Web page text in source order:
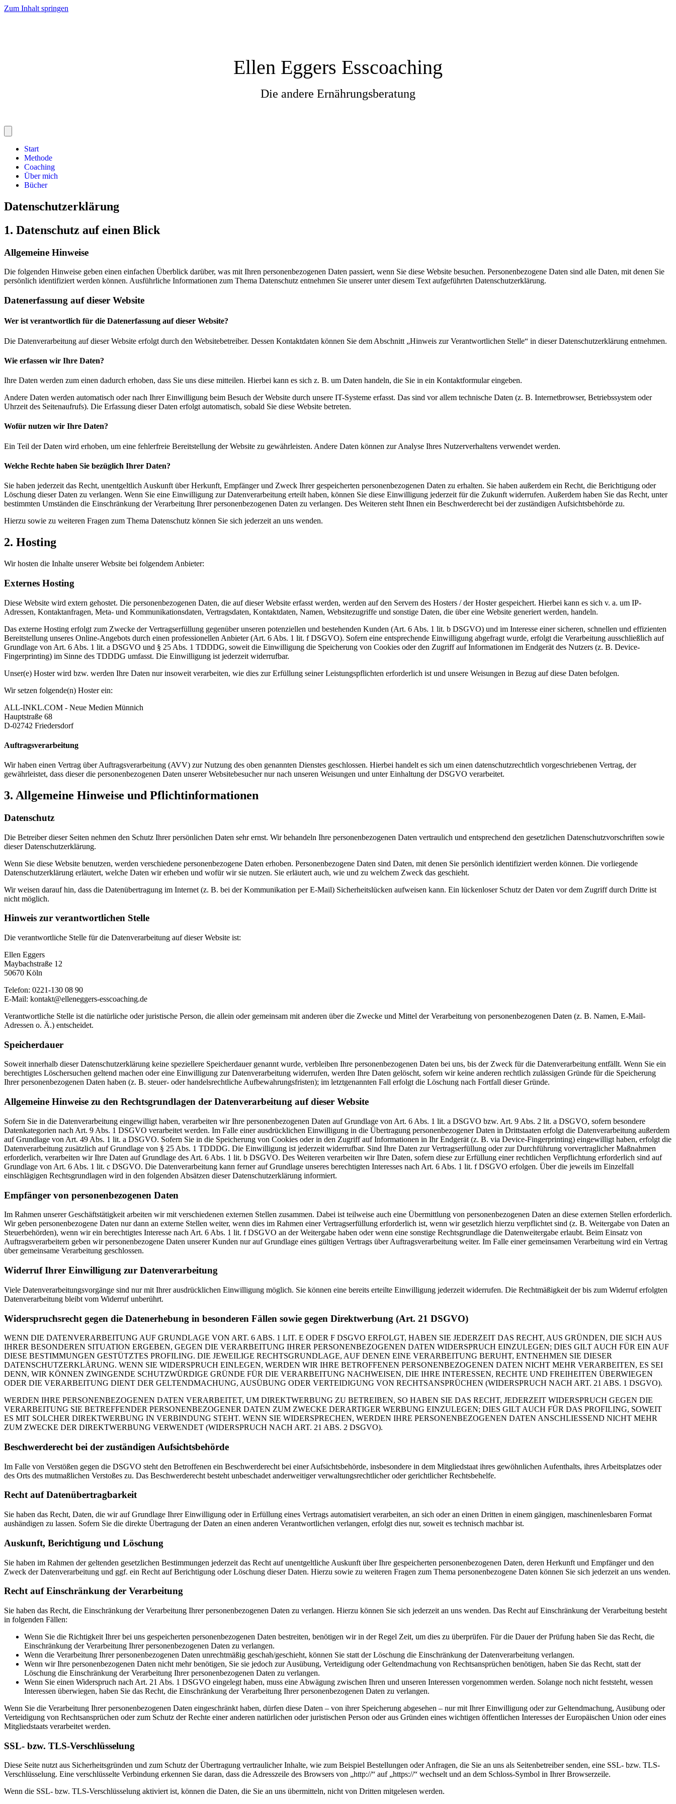
Zum Inhalt springen
Ellen Eggers Esscoaching
Die andere Ernährungsberatung
Start
Methode
Coaching
Über mich
Bücher
Datenschutz­erklärung
1. Datenschutz auf einen Blick
Allgemeine Hinweise
Die folgenden Hinweise geben einen einfachen Überblick darüber, was mit Ihren personenbezogenen Daten passiert, wenn Sie diese Website besuchen. Personenbezogene Daten sind alle Daten, mit denen Sie
persönlich identifiziert werden können. Ausführliche Informationen zum Thema Datenschutz entnehmen Sie unserer unter diesem Text aufgeführten Datenschutzerklärung.
Datenerfassung auf dieser Website
Wer ist verantwortlich für die Datenerfassung auf dieser Website?
Die Datenverarbeitung auf dieser Website erfolgt durch den Websitebetreiber. Dessen Kontaktdaten können Sie dem Abschnitt „Hinweis zur Verantwortlichen Stelle“ in dieser Datenschutzerklärung entnehmen.
Wie erfassen wir Ihre Daten?
Ihre Daten werden zum einen dadurch erhoben, dass Sie uns diese mitteilen. Hierbei kann es sich z. B. um Daten handeln, die Sie in ein Kontaktformular eingeben.
Andere Daten werden automatisch oder nach Ihrer Einwilligung beim Besuch der Website durch unsere IT-Systeme erfasst. Das sind vor allem technische Daten (z. B. Internetbrowser, Betriebssystem oder
Uhrzeit des Seitenaufrufs). Die Erfassung dieser Daten erfolgt automatisch, sobald Sie diese Website betreten.
Wofür nutzen wir Ihre Daten?
Ein Teil der Daten wird erhoben, um eine fehlerfreie Bereitstellung der Website zu gewährleisten. Andere Daten können zur Analyse Ihres Nutzerverhaltens verwendet werden.
Welche Rechte haben Sie bezüglich Ihrer Daten?
Sie haben jederzeit das Recht, unentgeltlich Auskunft über Herkunft, Empfänger und Zweck Ihrer gespeicherten personenbezogenen Daten zu erhalten. Sie haben außerdem ein Recht, die Berichtigung oder
Löschung dieser Daten zu verlangen. Wenn Sie eine Einwilligung zur Datenverarbeitung erteilt haben, können Sie diese Einwilligung jederzeit für die Zukunft widerrufen. Außerdem haben Sie das Recht, unter
bestimmten Umständen die Einschränkung der Verarbeitung Ihrer personenbezogenen Daten zu verlangen. Des Weiteren steht Ihnen ein Beschwerderecht bei der zuständigen Aufsichtsbehörde zu.
Hierzu sowie zu weiteren Fragen zum Thema Datenschutz können Sie sich jederzeit an uns wenden.
2. Hosting
Wir hosten die Inhalte unserer Website bei folgendem Anbieter:
Externes Hosting
Diese Website wird extern gehostet. Die personenbezogenen Daten, die auf dieser Website erfasst werden, werden auf den Servern des Hosters / der Hoster gespeichert. Hierbei kann es sich v. a. um IP-
Adressen, Kontaktanfragen, Meta- und Kommunikationsdaten, Vertragsdaten, Kontaktdaten, Namen, Websitezugriffe und sonstige Daten, die über eine Website generiert werden, handeln.
Das externe Hosting erfolgt zum Zwecke der Vertragserfüllung gegenüber unseren potenziellen und bestehenden Kunden (Art. 6 Abs. 1 lit. b DSGVO) und im Interesse einer sicheren, schnellen und effizienten
Bereitstellung unseres Online-Angebots durch einen professionellen Anbieter (Art. 6 Abs. 1 lit. f DSGVO). Sofern eine entsprechende Einwilligung abgefragt wurde, erfolgt die Verarbeitung ausschließlich auf
Grundlage von Art. 6 Abs. 1 lit. a DSGVO und § 25 Abs. 1 TDDDG, soweit die Einwilligung die Speicherung von Cookies oder den Zugriff auf Informationen im Endgerät des Nutzers (z. B. Device-
Fingerprinting) im Sinne des TDDDG umfasst. Die Einwilligung ist jederzeit widerrufbar.
Unser(e) Hoster wird bzw. werden Ihre Daten nur insoweit verarbeiten, wie dies zur Erfüllung seiner Leistungspflichten erforderlich ist und unsere Weisungen in Bezug auf diese Daten befolgen.
Wir setzen folgende(n) Hoster ein:
ALL-INKL.COM - Neue Medien Münnich
Hauptstraße 68
D-02742 Friedersdorf
Auftragsverarbeitung
Wir haben einen Vertrag über Auftragsverarbeitung (AVV) zur Nutzung des oben genannten Dienstes geschlossen. Hierbei handelt es sich um einen datenschutzrechtlich vorgeschriebenen Vertrag, der
gewährleistet, dass dieser die personenbezogenen Daten unserer Websitebesucher nur nach unseren Weisungen und unter Einhaltung der DSGVO verarbeitet.
3. Allgemeine Hinweise und Pflicht­informationen
Datenschutz
Die Betreiber dieser Seiten nehmen den Schutz Ihrer persönlichen Daten sehr ernst. Wir behandeln Ihre personenbezogenen Daten vertraulich und entsprechend den gesetzlichen Datenschutzvorschriften sowie
dieser Datenschutzerklärung.
Wenn Sie diese Website benutzen, werden verschiedene personenbezogene Daten erhoben. Personenbezogene Daten sind Daten, mit denen Sie persönlich identifiziert werden können. Die vorliegende
Datenschutzerklärung erläutert, welche Daten wir erheben und wofür wir sie nutzen. Sie erläutert auch, wie und zu welchem Zweck das geschieht.
Wir weisen darauf hin, dass die Datenübertragung im Internet (z. B. bei der Kommunikation per E-Mail) Sicherheitslücken aufweisen kann. Ein lückenloser Schutz der Daten vor dem Zugriff durch Dritte ist
nicht möglich.
Hinweis zur verantwortlichen Stelle
Die verantwortliche Stelle für die Datenverarbeitung auf dieser Website ist:
Ellen Eggers
Maybachstraße 12
50670 Köln
Telefon: 0221-130 08 90
E-Mail: kontakt@elleneggers-esscoaching.de
Verantwortliche Stelle ist die natürliche oder juristische Person, die allein oder gemeinsam mit anderen über die Zwecke und Mittel der Verarbeitung von personenbezogenen Daten (z. B. Namen, E-Mail-
Adressen o. Ä.) entscheidet.
Speicherdauer
Soweit innerhalb dieser Datenschutzerklärung keine speziellere Speicherdauer genannt wurde, verbleiben Ihre personenbezogenen Daten bei uns, bis der Zweck für die Datenverarbeitung entfällt. Wenn Sie ein
berechtigtes Löschersuchen geltend machen oder eine Einwilligung zur Datenverarbeitung widerrufen, werden Ihre Daten gelöscht, sofern wir keine anderen rechtlich zulässigen Gründe für die Speicherung
Ihrer personenbezogenen Daten haben (z. B. steuer- oder handelsrechtliche Aufbewahrungsfristen); im letztgenannten Fall erfolgt die Löschung nach Fortfall dieser Gründe.
Allgemeine Hinweise zu den Rechtsgrundlagen der Datenverarbeitung auf dieser Website
Sofern Sie in die Datenverarbeitung eingewilligt haben, verarbeiten wir Ihre personenbezogenen Daten auf Grundlage von Art. 6 Abs. 1 lit. a DSGVO bzw. Art. 9 Abs. 2 lit. a DSGVO, sofern besondere
Datenkategorien nach Art. 9 Abs. 1 DSGVO verarbeitet werden. Im Falle einer ausdrücklichen Einwilligung in die Übertragung personenbezogener Daten in Drittstaaten erfolgt die Datenverarbeitung außerdem
auf Grundlage von Art. 49 Abs. 1 lit. a DSGVO. Sofern Sie in die Speicherung von Cookies oder in den Zugriff auf Informationen in Ihr Endgerät (z. B. via Device-Fingerprinting) eingewilligt haben, erfolgt die
Datenverarbeitung zusätzlich auf Grundlage von § 25 Abs. 1 TDDDG. Die Einwilligung ist jederzeit widerrufbar. Sind Ihre Daten zur Vertragserfüllung oder zur Durchführung vorvertraglicher Maßnahmen
erforderlich, verarbeiten wir Ihre Daten auf Grundlage des Art. 6 Abs. 1 lit. b DSGVO. Des Weiteren verarbeiten wir Ihre Daten, sofern diese zur Erfüllung einer rechtlichen Verpflichtung erforderlich sind auf
Grundlage von Art. 6 Abs. 1 lit. c DSGVO. Die Datenverarbeitung kann ferner auf Grundlage unseres berechtigten Interesses nach Art. 6 Abs. 1 lit. f DSGVO erfolgen. Über die jeweils im Einzelfall
einschlägigen Rechtsgrundlagen wird in den folgenden Absätzen dieser Datenschutzerklärung informiert.
Empfänger von personenbezogenen Daten
Im Rahmen unserer Geschäftstätigkeit arbeiten wir mit verschiedenen externen Stellen zusammen. Dabei ist teilweise auch eine Übermittlung von personenbezogenen Daten an diese externen Stellen erforderlich.
Wir geben personenbezogene Daten nur dann an externe Stellen weiter, wenn dies im Rahmen einer Vertragserfüllung erforderlich ist, wenn wir gesetzlich hierzu verpflichtet sind (z. B. Weitergabe von Daten an
Steuerbehörden), wenn wir ein berechtigtes Interesse nach Art. 6 Abs. 1 lit. f DSGVO an der Weitergabe haben oder wenn eine sonstige Rechtsgrundlage die Datenweitergabe erlaubt. Beim Einsatz von
Auftragsverarbeitern geben wir personenbezogene Daten unserer Kunden nur auf Grundlage eines gültigen Vertrags über Auftragsverarbeitung weiter. Im Falle einer gemeinsamen Verarbeitung wird ein Vertrag
über gemeinsame Verarbeitung geschlossen.
Widerruf Ihrer Einwilligung zur Datenverarbeitung
Viele Datenverarbeitungsvorgänge sind nur mit Ihrer ausdrücklichen Einwilligung möglich. Sie können eine bereits erteilte Einwilligung jederzeit widerrufen. Die Rechtmäßigkeit der bis zum Widerruf erfolgten
Datenverarbeitung bleibt vom Widerruf unberührt.
Widerspruchsrecht gegen die Datenerhebung in besonderen Fällen sowie gegen Direktwerbung (Art. 21 DSGVO)
WENN DIE DATENVERARBEITUNG AUF GRUNDLAGE VON ART. 6 ABS. 1 LIT. E ODER F DSGVO ERFOLGT, HABEN SIE JEDERZEIT DAS RECHT, AUS GRÜNDEN, DIE SICH AUS
IHRER BESONDEREN SITUATION ERGEBEN, GEGEN DIE VERARBEITUNG IHRER PERSONENBEZOGENEN DATEN WIDERSPRUCH EINZULEGEN; DIES GILT AUCH FÜR EIN AUF
DIESE BESTIMMUNGEN GESTÜTZTES PROFILING. DIE JEWEILIGE RECHTSGRUNDLAGE, AUF DENEN EINE VERARBEITUNG BERUHT, ENTNEHMEN SIE DIESER
DATENSCHUTZERKLÄRUNG. WENN SIE WIDERSPRUCH EINLEGEN, WERDEN WIR IHRE BETROFFENEN PERSONENBEZOGENEN DATEN NICHT MEHR VERARBEITEN, ES SEI
DENN, WIR KÖNNEN ZWINGENDE SCHUTZWÜRDIGE GRÜNDE FÜR DIE VERARBEITUNG NACHWEISEN, DIE IHRE INTERESSEN, RECHTE UND FREIHEITEN ÜBERWIEGEN
ODER DIE VERARBEITUNG DIENT DER GELTENDMACHUNG, AUSÜBUNG ODER VERTEIDIGUNG VON RECHTSANSPRÜCHEN (WIDERSPRUCH NACH ART. 21 ABS. 1 DSGVO).
WERDEN IHRE PERSONENBEZOGENEN DATEN VERARBEITET, UM DIREKTWERBUNG ZU BETREIBEN, SO HABEN SIE DAS RECHT, JEDERZEIT WIDERSPRUCH GEGEN DIE
VERARBEITUNG SIE BETREFFENDER PERSONENBEZOGENER DATEN ZUM ZWECKE DERARTIGER WERBUNG EINZULEGEN; DIES GILT AUCH FÜR DAS PROFILING, SOWEIT
ES MIT SOLCHER DIREKTWERBUNG IN VERBINDUNG STEHT. WENN SIE WIDERSPRECHEN, WERDEN IHRE PERSONENBEZOGENEN DATEN ANSCHLIESSEND NICHT MEHR
ZUM ZWECKE DER DIREKTWERBUNG VERWENDET (WIDERSPRUCH NACH ART. 21 ABS. 2 DSGVO).
Beschwerde­recht bei der zuständigen Aufsichts­behörde
Im Falle von Verstößen gegen die DSGVO steht den Betroffenen ein Beschwerderecht bei einer Aufsichtsbehörde, insbesondere in dem Mitgliedstaat ihres gewöhnlichen Aufenthalts, ihres Arbeitsplatzes oder
des Orts des mutmaßlichen Verstoßes zu. Das Beschwerderecht besteht unbeschadet anderweitiger verwaltungsrechtlicher oder gerichtlicher Rechtsbehelfe.
Recht auf Daten­übertrag­barkeit
Sie haben das Recht, Daten, die wir auf Grundlage Ihrer Einwilligung oder in Erfüllung eines Vertrags automatisiert verarbeiten, an sich oder an einen Dritten in einem gängigen, maschinenlesbaren Format
aushändigen zu lassen. Sofern Sie die direkte Übertragung der Daten an einen anderen Verantwortlichen verlangen, erfolgt dies nur, soweit es technisch machbar ist.
Auskunft, Berichtigung und Löschung
Sie haben im Rahmen der geltenden gesetzlichen Bestimmungen jederzeit das Recht auf unentgeltliche Auskunft über Ihre gespeicherten personenbezogenen Daten, deren Herkunft und Empfänger und den
Zweck der Datenverarbeitung und ggf. ein Recht auf Berichtigung oder Löschung dieser Daten. Hierzu sowie zu weiteren Fragen zum Thema personenbezogene Daten können Sie sich jederzeit an uns wenden.
Recht auf Einschränkung der Verarbeitung
Sie haben das Recht, die Einschränkung der Verarbeitung Ihrer personenbezogenen Daten zu verlangen. Hierzu können Sie sich jederzeit an uns wenden. Das Recht auf Einschränkung der Verarbeitung besteht
in folgenden Fällen:
Wenn Sie die Richtigkeit Ihrer bei uns gespeicherten personenbezogenen Daten bestreiten, benötigen wir in der Regel Zeit, um dies zu überprüfen. Für die Dauer der Prüfung haben Sie das Recht, die
Einschränkung der Verarbeitung Ihrer personenbezogenen Daten zu verlangen.
Wenn die Verarbeitung Ihrer personenbezogenen Daten unrechtmäßig geschah/geschieht, können Sie statt der Löschung die Einschränkung der Datenverarbeitung verlangen.
Wenn wir Ihre personenbezogenen Daten nicht mehr benötigen, Sie sie jedoch zur Ausübung, Verteidigung oder Geltendmachung von Rechtsansprüchen benötigen, haben Sie das Recht, statt der
Löschung die Einschränkung der Verarbeitung Ihrer personenbezogenen Daten zu verlangen.
Wenn Sie einen Widerspruch nach Art. 21 Abs. 1 DSGVO eingelegt haben, muss eine Abwägung zwischen Ihren und unseren Interessen vorgenommen werden. Solange noch nicht feststeht, wessen
Interessen überwiegen, haben Sie das Recht, die Einschränkung der Verarbeitung Ihrer personenbezogenen Daten zu verlangen.
Wenn Sie die Verarbeitung Ihrer personenbezogenen Daten eingeschränkt haben, dürfen diese Daten – von ihrer Speicherung abgesehen – nur mit Ihrer Einwilligung oder zur Geltendmachung, Ausübung oder
Verteidigung von Rechtsansprüchen oder zum Schutz der Rechte einer anderen natürlichen oder juristischen Person oder aus Gründen eines wichtigen öffentlichen Interesses der Europäischen Union oder eines
Mitgliedstaats verarbeitet werden.
SSL- bzw. TLS-Verschlüsselung
Diese Seite nutzt aus Sicherheitsgründen und zum Schutz der Übertragung vertraulicher Inhalte, wie zum Beispiel Bestellungen oder Anfragen, die Sie an uns als Seitenbetreiber senden, eine SSL- bzw. TLS-
Verschlüsselung. Eine verschlüsselte Verbindung erkennen Sie daran, dass die Adresszeile des Browsers von „http://“ auf „https://“ wechselt und an dem Schloss-Symbol in Ihrer Browserzeile.
Wenn die SSL- bzw. TLS-Verschlüsselung aktiviert ist, können die Daten, die Sie an uns übermitteln, nicht von Dritten mitgelesen werden.